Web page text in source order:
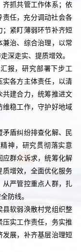
齐抓共管工作体系；依
责任，充分调动社会各
；紧盯薄弱环节补齐短
治、综合治理，以常
深走实、提质增效。
报，研究部署下步工
实各方主体责任，以清
共建合力，统筹推进文
维稳工作，守护好地域
盾纠纷排查化解、民
神，研究贯彻落实意
应群众诉求，统筹化解
质增效，全面优化服务
从严管控重点人群，扎
防线。
县软弱涣散村党组织整
实工作责任，务实推
展，补齐基层治理短